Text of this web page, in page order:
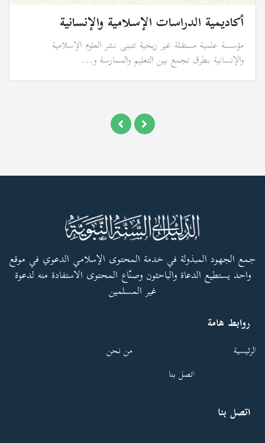
أكاديمية الدراسات الإسلامية والإنسانية
مؤسسة علمية مستقلة غير ربحية تتبنى نشر العلوم الإسلامية
والإنسانية بطرق تجمع بين التعليم والممارسة و...
جمع الجهود المبذولة في خدمة المحتوى الإسلامي الدعوي في موقع
واحد يستطيع الدعاة والباحثون وصنّاع المحتوى الاستفادة منه لدعوة
غير المسلمين
روابط هامة
الرئيسية
من نحن
اتصل بنا
اتصل بنا